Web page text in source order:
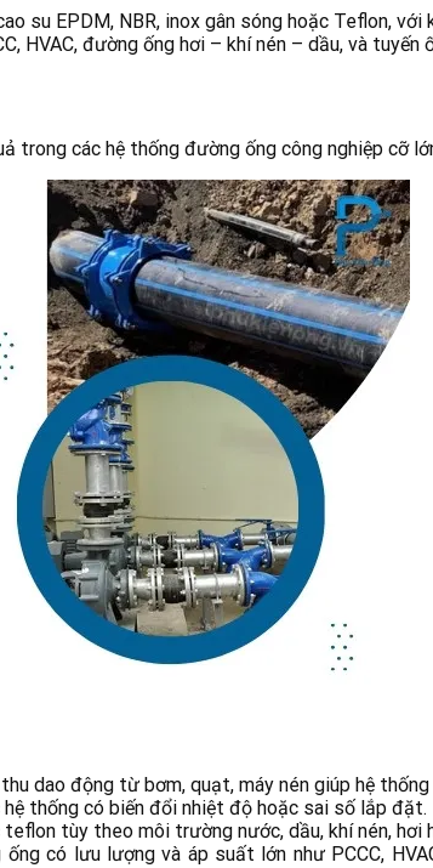
su EPDM, NBR, inox gân sóng hoặc Teflon,
đường ống hơi – khí nén – dầu, và tuyến
trong các hệ thống đường ống công nghiệp cỡ
dao động từ bơm, quạt, máy nén giúp hệ thống
hệ thống có biến đổi nhiệt độ hoặc sai số lắp đặt.
tùy theo môi trường nước, dầu, khí nén, hơi
có lưu lượng và áp suất lớn như PCCC,